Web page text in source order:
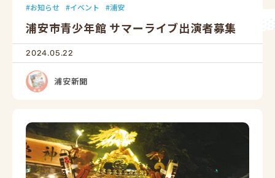
お知らせ イベント 浦安
浦安市青少年館 サマーライブ出演者募集
2024.05.22
浦安新聞